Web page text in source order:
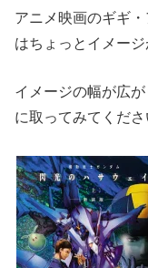
アニメ映画のギギ
はちょっとイメー
イメージの幅が広
に取ってみてくださ